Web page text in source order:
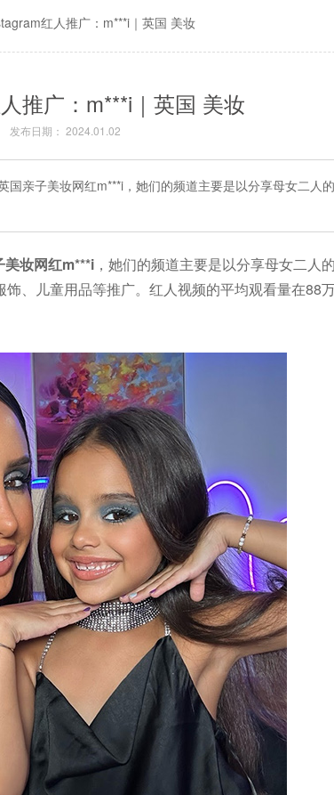
红人推广：m***i｜英国 美妆
推广：m***i｜英国 美妆
发布日期： 2024.01.02
亲子美妆网红m***i，她们的频道主要是以分享母女二人
妆网红m***i ，她们的频道主要是以分享母女二人
、儿童用品等推广。红人视频的平均观看量在88